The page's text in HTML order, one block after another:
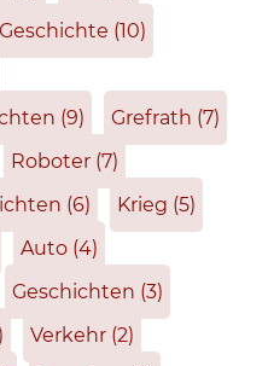
Geschichte (10)
(9) Grefrath (7)
Roboter (7)
(6) Krieg (5)
Auto (4)
Geschichten (3)
Verkehr (2)